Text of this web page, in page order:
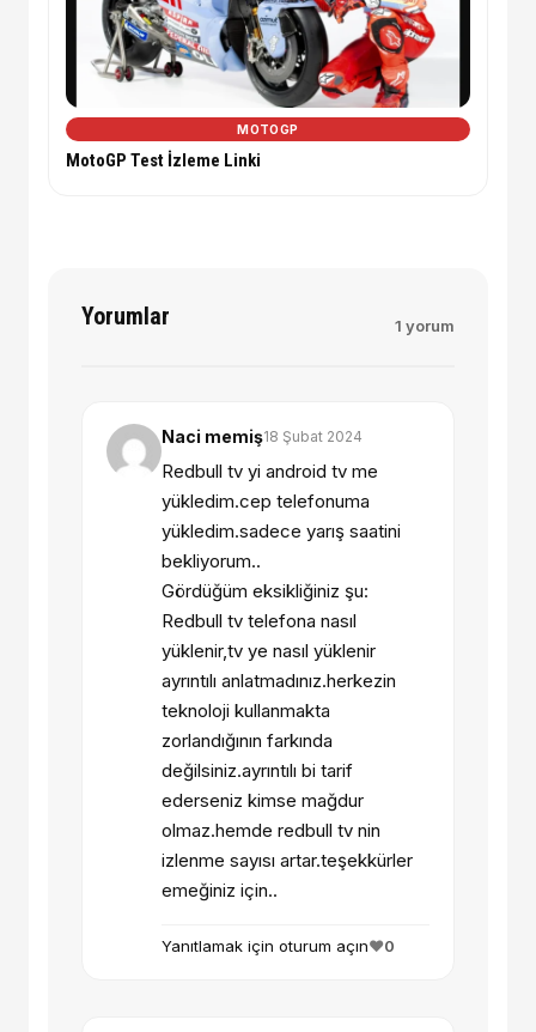
MOTOGP
MotoGP Test İzleme Linki
Yorumlar 1 yorum
Naci memiş18 Şubat 2024
Redbull tv yi android tv me
yükledim.cep telefonuma
yükledim.sadece yarış saatini
bekliyorum..
Gördüğüm eksikliğiniz şu:
Redbull tv telefona nasıl
yüklenir,tv ye nasıl yüklenir
ayrıntılı anlatmadınız.herkezin
teknoloji kullanmakta
zorlandığının farkında
değilsiniz.ayrıntılı bi tarif
ederseniz kimse mağdur
olmaz.hemde redbull tv nin
izlenme sayısı artar.teşekkürler
emeğiniz için..
Yanıtlamak için oturum açın❤️0